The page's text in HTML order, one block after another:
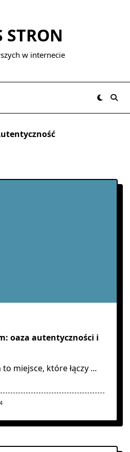
STRON
w internecie
oaza autentyczności i
miejsce, które łączy ...